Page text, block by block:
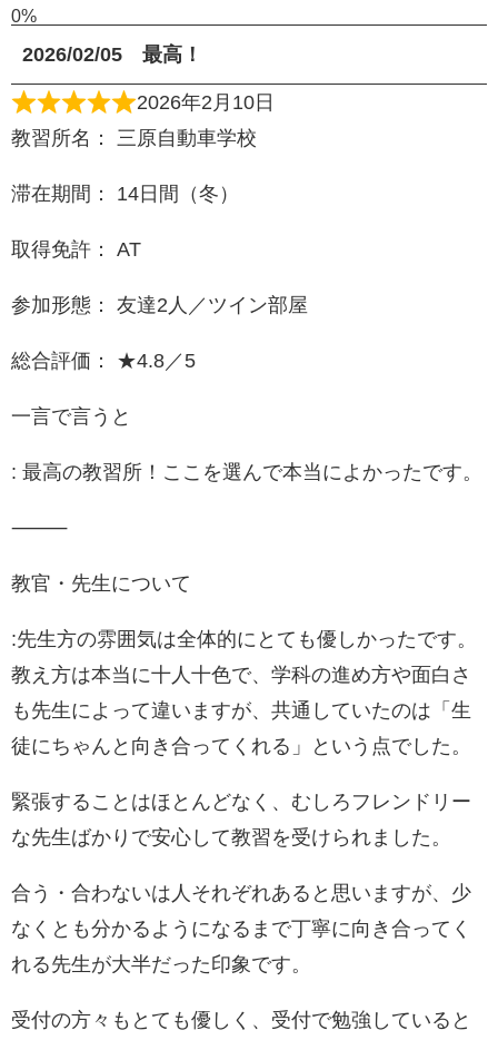
2026/02/05 最高！
2026年2月10日
教習所名： 三原自動車学校
滞在期間： 14日間（冬）
取得免許： AT
参加形態： 友達2人／ツイン部屋
総合評価： ★4.8／5
一言で言うと
: 最高の教習所！ここを選んで本当によかったです。
⸻
教官・先生について
:先生方の雰囲気は全体的にとても優しかったです。
教え方は本当に十人十色で、学科の進め方や面白さ
も先生によって違いますが、共通していたのは「生
徒にちゃんと向き合ってくれる」という点でした。
緊張することはほとんどなく、むしろフレンドリー
な先生ばかりで安心して教習を受けられました。
合う・合わないは人それぞれあると思いますが、少
なくとも分かるようになるまで丁寧に向き合ってく
れる先生が大半だった印象です。
受付の方々もとても優しく、受付で勉強していると